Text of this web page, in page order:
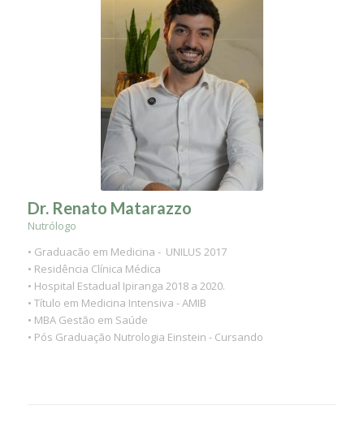
Dr. Renato Matarazzo
Nutrólogo
•⁠ Graduacão em Medicina - ⁠ UNILUS 2017
•⁠ Residência Clínica Médica
•⁠ Hospital Estadual Ipiranga 2018 a 2020.
•⁠ Título em Medicina Intensiva - AMIB
•⁠ MBA Gestão em Saúde
•⁠ Pós Graduação Nutrologia Einstein - Cursando